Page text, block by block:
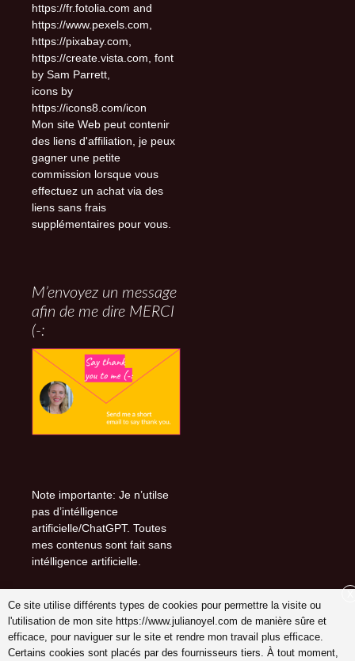
https://fr.fotolia.com and
https://www.pexels.com,
https://pixabay.com,
https://create.vista.com, font
by Sam Parrett,
icons by
https://icons8.com/icon
Mon site Web peut contenir
des liens d'affiliation, je peux
gagner une petite
commission lorsque vous
effectuez un achat via des
liens sans frais
supplémentaires pour vous.
M’envoyez un message
afin de me dire MERCI
(-:
Note importante: Je n’utilse
pas d’intélligence
artificielle/ChatGPT. Toutes
mes contenus sont fait sans
intélligence artificielle.
Suivez-moi sur (-:
youtube
Ce site utilise différents types de cookies pour permettre la visite ou
l'utilisation de mon site https://www.julianoyel.com de manière sûre et
efficace, pour naviguer sur le site et rendre mon travail plus efficace.
Certains cookies sont placés par des fournisseurs tiers. À tout moment,